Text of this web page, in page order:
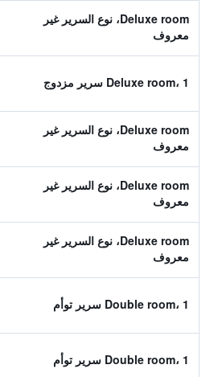
Deluxe room، نوع السرير غير
معروف
Deluxe room، 1 سرير مزدوج
Deluxe room، نوع السرير غير
معروف
Deluxe room، نوع السرير غير
معروف
Deluxe room، نوع السرير غير
معروف
Double room، 1 سرير توأم
Double room، 1 سرير توأم